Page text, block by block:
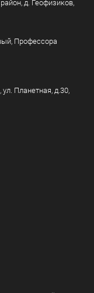
д. Геофизиков,
Профессора
Планетная, д.30,